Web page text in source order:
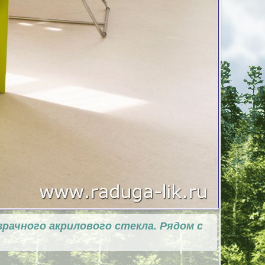
акрилового стекла. Рядом с